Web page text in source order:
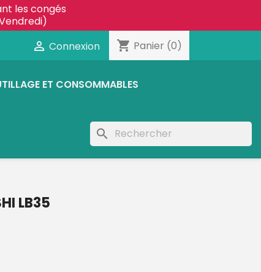
les congés
 Connexion shopping_cart Panier (0)
ET CONSOMMABLES
search
LB35